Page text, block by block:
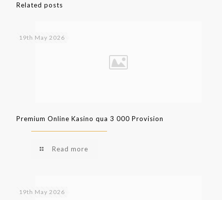
Related posts
19th May 2026
Premium Online Kasino qua 3 000 Provision
Read more
19th May 2026